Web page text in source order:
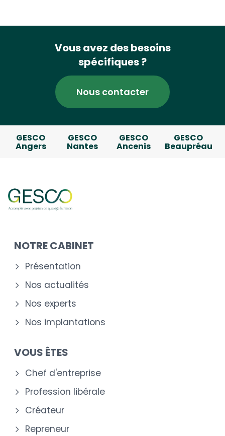
Vous avez des besoins
spécifiques ?
Nous contacter
GESCO
Angers
GESCO
Nantes
GESCO
Ancenis
GESCO
Beaupréau
NOTRE CABINET
Présentation
Nos actualités
Nos experts
Nos implantations
VOUS ÊTES
Chef d'entreprise
Profession libérale
Créateur
Repreneur